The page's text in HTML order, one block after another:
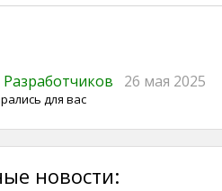
26 мая 2025
для вас
новости: